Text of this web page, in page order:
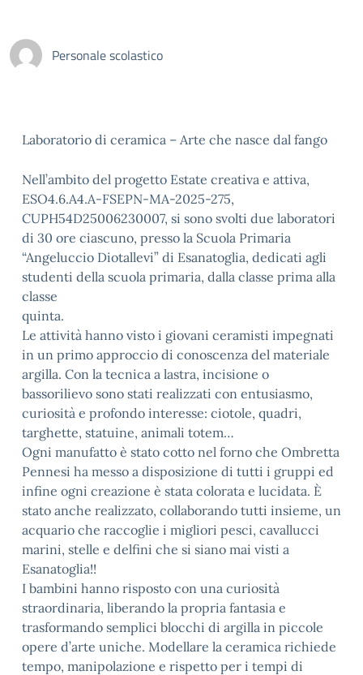
Personale scolastico
Laboratorio di ceramica – Arte che nasce dal fango
Nell’ambito del progetto Estate creativa e attiva,
ESO4.6.A4.A-FSEPN-MA-2025-275,
CUPH54D25006230007, si sono svolti due laboratori
di 30 ore ciascuno, presso la Scuola Primaria
“Angeluccio Diotallevi” di Esanatoglia, dedicati agli
studenti della scuola primaria, dalla classe prima alla
classe
quinta.
Le attività hanno visto i giovani ceramisti impegnati
in un primo approccio di conoscenza del materiale
argilla. Con la tecnica a lastra, incisione o
bassorilievo sono stati realizzati con entusiasmo,
curiosità e profondo interesse: ciotole, quadri,
targhette, statuine, animali totem…
Ogni manufatto è stato cotto nel forno che Ombretta
Pennesi ha messo a disposizione di tutti i gruppi ed
infine ogni creazione è stata colorata e lucidata. È
stato anche realizzato, collaborando tutti insieme, un
acquario che raccoglie i migliori pesci, cavallucci
marini, stelle e delfini che si siano mai visti a
Esanatoglia!!
I bambini hanno risposto con una curiosità
straordinaria, liberando la propria fantasia e
trasformando semplici blocchi di argilla in piccole
opere d’arte uniche. Modellare la ceramica richiede
tempo, manipolazione e rispetto per i tempi di